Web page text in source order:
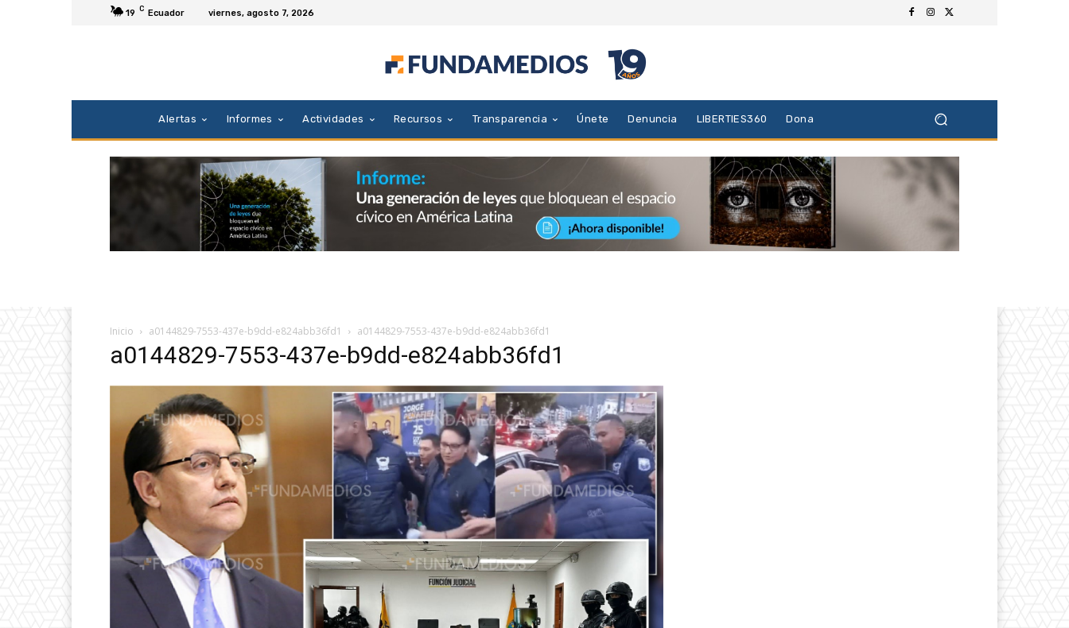
19 C Ecuador viernes, agosto 7, 2026
Alertas Informes Actividades Recursos Transparencia Únete Denuncia LIBERTIES360 Dona
Inicio a0144829-7553-437e-b9dd-e824abb36fd1 a0144829-7553-437e-b9dd-e824abb36fd1
a0144829-7553-437e-b9dd-e824abb36fd1